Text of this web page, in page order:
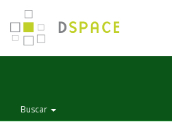
Buscar